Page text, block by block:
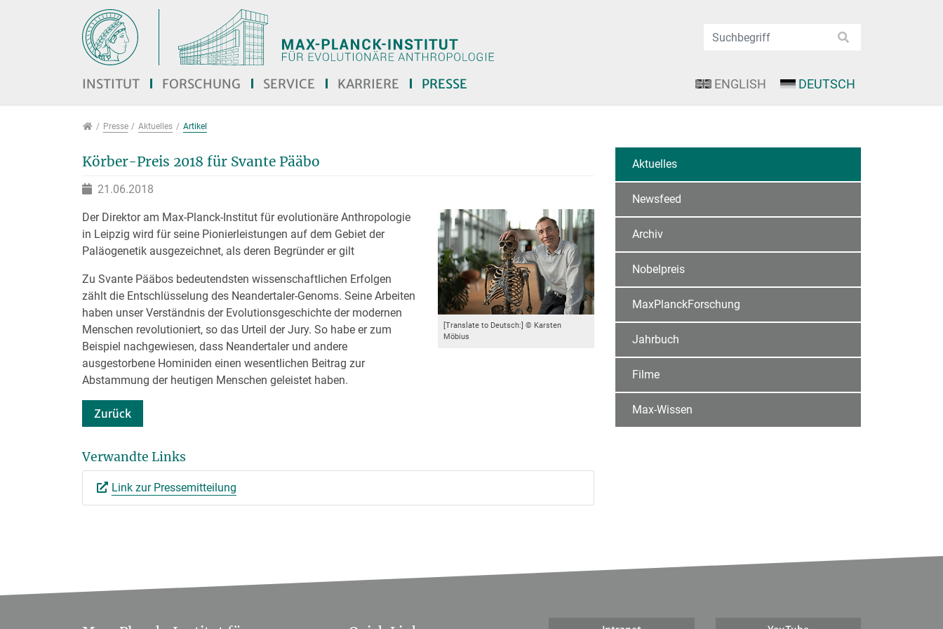
Direkt zur Hauptnavigation springen
Direkt zum Inhalt springen
Jump to sub navigation
INSTITUT FORSCHUNG SERVICE KARRIERE PRESSE ENGLISH DEUTSCH
PressePresse Aktuelles Artikel
Körber-Preis 2018 für Svante Pääbo
21.06.2018
Der Direktor am Max-Planck-Institut für evolutionäre Anthropologie
in Leipzig wird für seine Pionierleistungen auf dem Gebiet der
Paläogenetik ausgezeichnet, als deren Begründer er gilt
Zu Svante Pääbos bedeutendsten wissenschaftlichen Erfolgen
zählt die Entschlüsselung des Neandertaler-Genoms. Seine Arbeiten
haben unser Verständnis der Evolutionsgeschichte der modernen
Menschen revolutioniert, so das Urteil der Jury. So habe er zum
Beispiel nachgewiesen, dass Neandertaler und andere
ausgestorbene Hominiden einen wesentlichen Beitrag zur
Abstammung der heutigen Menschen geleistet haben.
[Translate to Deutsch:] © Karsten
Möbius
Zurück
Verwandte Links
Link zur Pressemitteilung
Aktuelles
Newsfeed
Archiv
Nobelpreis
MaxPlanckForschung
Jahrbuch
Filme
Max-Wissen